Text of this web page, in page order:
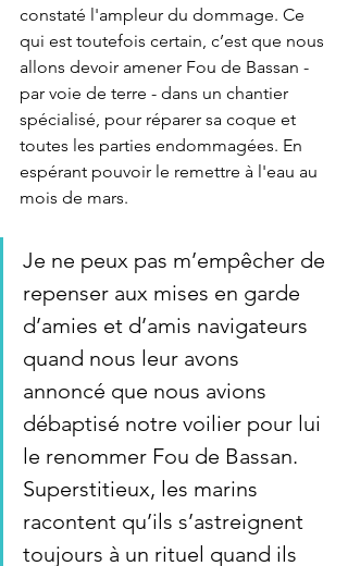
constaté l'ampleur du dommage. Ce
qui est toutefois certain, c’est que nous
allons devoir amener Fou de Bassan -
par voie de terre - dans un chantier
spécialisé, pour réparer sa coque et
toutes les parties endommagées. En
espérant pouvoir le remettre à l'eau au
mois de mars.
Je ne peux pas m’empêcher de
repenser aux mises en garde
d’amies et d’amis navigateurs
quand nous leur avons
annoncé que nous avions
débaptisé notre voilier pour lui
le renommer Fou de Bassan.
Superstitieux, les marins
racontent qu’ils s’astreignent
toujours à un rituel quand ils